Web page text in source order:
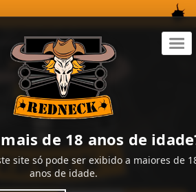
de 18 anos de
site só pode ser exibido a maiores de
anos de idade.
×